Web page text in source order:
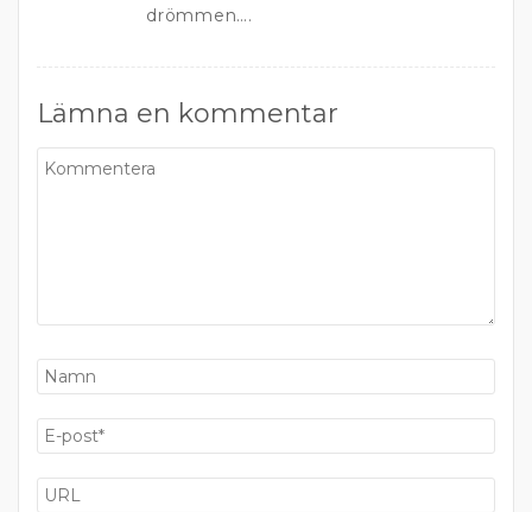
drömmen….
Lämna en kommentar